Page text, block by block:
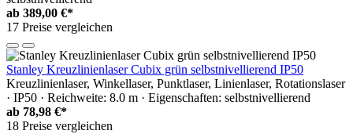
ab 389,00 €*
17 Preise vergleichen
Stanley Kreuzlinienlaser Cubix grün selbstnivellierend IP50
Kreuzlinienlaser, Winkellaser, Punktlaser, Linienlaser, Rotationslaser
· IP50 · Reichweite: 8.0 m · Eigenschaften: selbstnivellierend
ab 78,98 €*
18 Preise vergleichen